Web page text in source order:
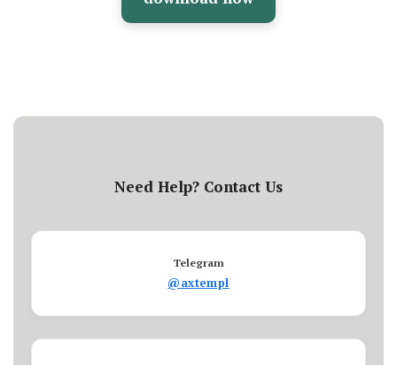
Need Help? Contact Us
Telegram
@axtempl